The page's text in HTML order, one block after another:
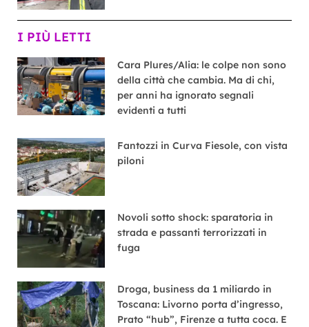
I PIÙ LETTI
Cara Plures/Alia: le colpe non sono
della città che cambia. Ma di chi,
per anni ha ignorato segnali
evidenti a tutti
Fantozzi in Curva Fiesole, con vista
piloni
Novoli sotto shock: sparatoria in
strada e passanti terrorizzati in
fuga
Droga, business da 1 miliardo in
Toscana: Livorno porta d’ingresso,
Prato “hub”, Firenze a tutta coca. E